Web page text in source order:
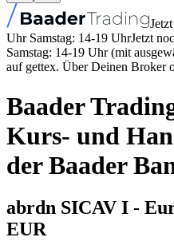
Uhr Samstag: 14-19 UhrJetzt
Samstag: 14-19 Uhr (mit
auf gettex. Über Deinen Broker
Baader
Kurs- und
der Baader
abrdn SICAV I -
EUR